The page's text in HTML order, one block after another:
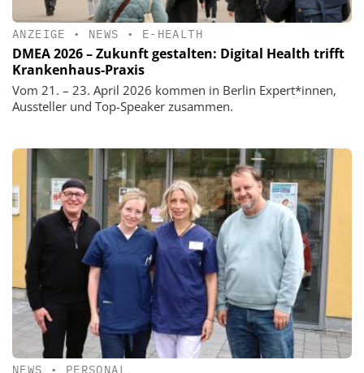
ANZEIGE • NEWS • E-HEALTH
DMEA 2026 – Zukunft gestalten: Digital Health trifft
Krankenhaus-Praxis
Vom 21. – 23. April 2026 kommen in Berlin Expert*innen,
Aussteller und Top-Speaker zusammen.
NEWS • PERSONAL